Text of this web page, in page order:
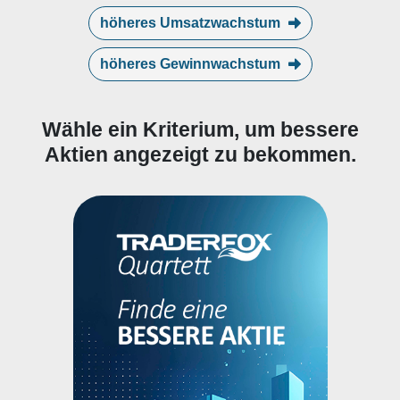
höheres Umsatzwachstum
höheres Gewinnwachstum
Wähle ein Kriterium, um bessere
Aktien angezeigt zu bekommen.